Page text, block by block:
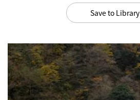
Save to Library